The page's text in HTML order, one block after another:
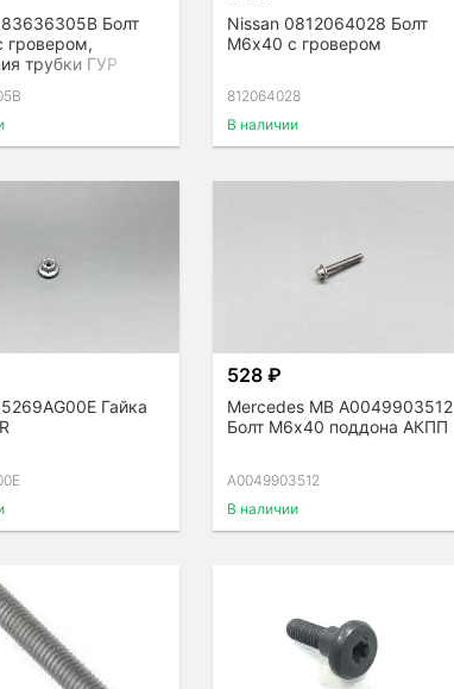
Болт
гровером,
трубки ГУР
Nissan 0812064028 Болт
М6х40 с гровером
812064028
В наличии
Гайка
528 ₽
Mercedes MB A0049903512
Болт М6х40 поддона АКПП
A0049903512
В наличии